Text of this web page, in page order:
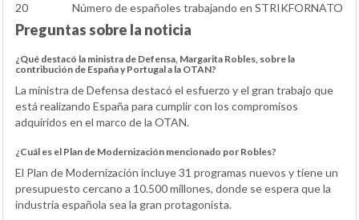
20
Número de españoles trabajando en STRIKFORNATO
Preguntas sobre la noticia
¿Qué destacó la ministra de Defensa, Margarita Robles, sobre la
contribución de España y Portugal a la OTAN?
La ministra de Defensa destacó el esfuerzo y el gran trabajo que
está realizando España para cumplir con los compromisos
adquiridos en el marco de la OTAN.
¿Cuál es el Plan de Modernización mencionado por Robles?
El Plan de Modernización incluye 31 programas nuevos y tiene un
presupuesto cercano a 10.500 millones, donde se espera que la
industria española sea la gran protagonista.